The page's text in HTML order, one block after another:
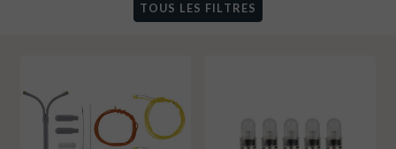
TOUS LES FILTRES